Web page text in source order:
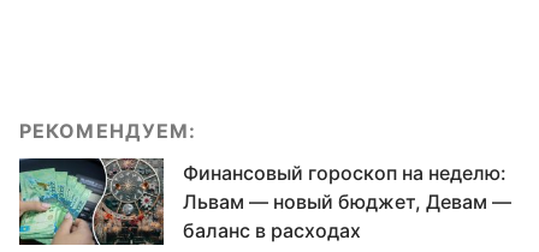
РЕКОМЕНДУЕМ:
Финансовый гороскоп на неделю:
Львам — новый бюджет, Девам —
баланс в расходах